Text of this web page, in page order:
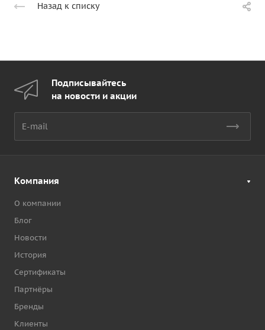
Назад к списку
Подписывайтесь
на новости и акции
Компания
О компании
Блог
Новости
История
Сертификаты
Партнёры
Бренды
Клиенты